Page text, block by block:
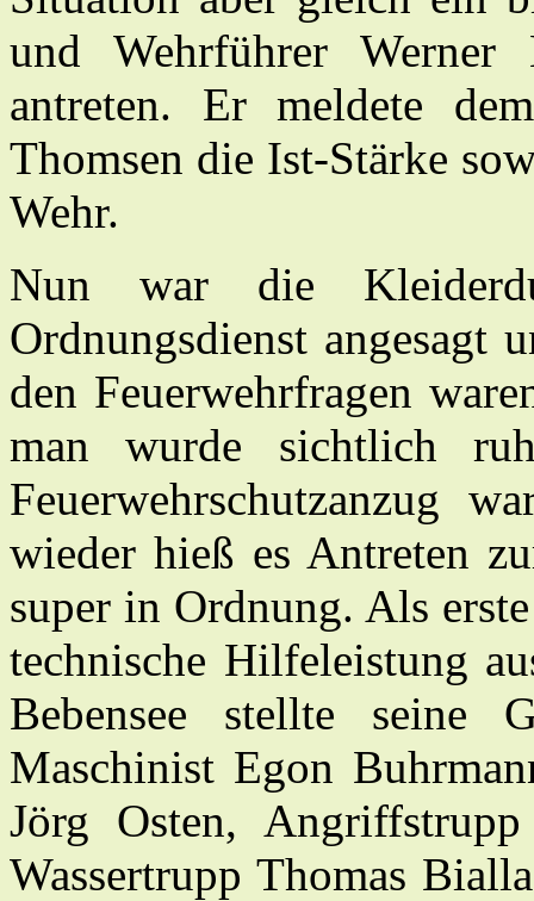
und Wehrführer
antreten. Er meldete
Thomsen die Ist-Stärke
Wehr.
Nun war die
Ordnungsdienst angesagt
den Feuerwehrfragen
man wurde sichtlich
Feuerwehrschutzanzug
wieder hieß es Antreten
super in Ordnung. Als
technische Hilfeleistung
Bebensee stellte seine
Maschinist Egon
Jörg Osten,
Wassertrupp Thomas